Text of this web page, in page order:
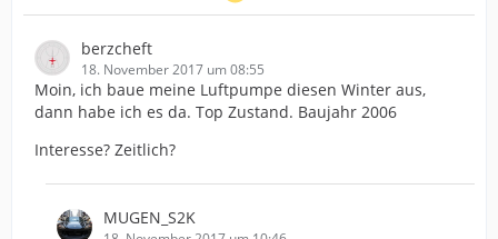
berzcheft
18. November 2017 um 08:55
Moin, ich baue meine Luftpumpe diesen Winter aus,
dann habe ich es da. Top Zustand. Baujahr 2006
Interesse? Zeitlich?
MUGEN_S2K